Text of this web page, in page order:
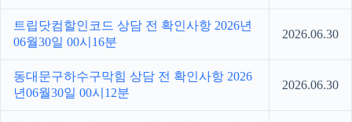
트립닷컴할인코드 상담 전 확인사항 2026년
06월30일 00시16분
2026.06.30
동대문구하수구막힘 상담 전 확인사항 2026
년06월30일 00시12분
2026.06.30